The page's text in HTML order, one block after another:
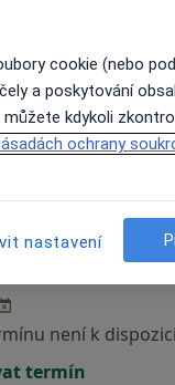
termín
So
9 Srpen
není k dispozici
termín
cookie (nebo
a poskytování
můžete kdykoli
ochrany
nastavení